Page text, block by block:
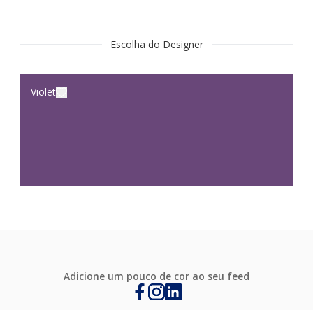
Escolha do Designer
Violet
Adicione um pouco de cor ao seu feed